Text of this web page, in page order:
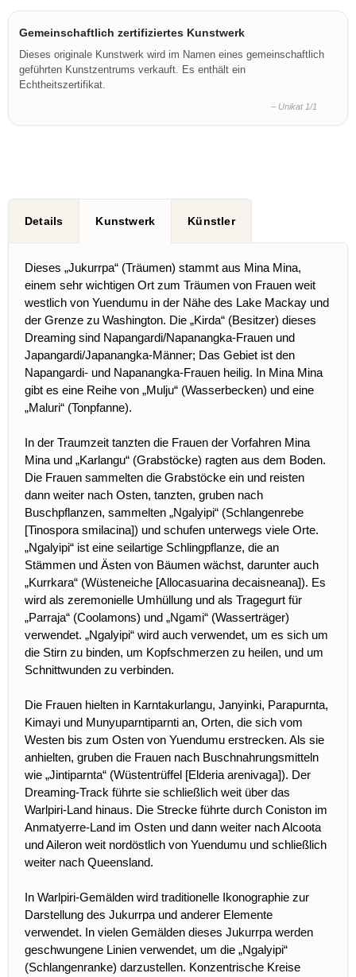
Gemeinschaftlich zertifiziertes Kunstwerk
Dieses originale Kunstwerk wird im Namen eines gemeinschaftlich
geführten Kunstzentrums verkauft. Es enthält ein
Echtheitszertifikat.
– Unikat 1/1
Details Kunstwerk Künstler
Dieses „Jukurrpa“ (Träumen) stammt aus Mina Mina,
einem sehr wichtigen Ort zum Träumen von Frauen weit
westlich von Yuendumu in der Nähe des Lake Mackay und
der Grenze zu Washington. Die „Kirda“ (Besitzer) dieses
Dreaming sind Napangardi/Napanangka-Frauen und
Japangardi/Japanangka-Männer; Das Gebiet ist den
Napangardi- und Napanangka-Frauen heilig. In Mina Mina
gibt es eine Reihe von „Mulju“ (Wasserbecken) und eine
„Maluri“ (Tonpfanne).
In der Traumzeit tanzten die Frauen der Vorfahren Mina
Mina und „Karlangu“ (Grabstöcke) ragten aus dem Boden.
Die Frauen sammelten die Grabstöcke ein und reisten
dann weiter nach Osten, tanzten, gruben nach
Buschpflanzen, sammelten „Ngalyipi“ (Schlangenrebe
[Tinospora smilacina]) und schufen unterwegs viele Orte.
„Ngalyipi“ ist eine seilartige Schlingpflanze, die an
Stämmen und Ästen von Bäumen wächst, darunter auch
„Kurrkara“ (Wüsteneiche [Allocasuarina decaisneana]). Es
wird als zeremonielle Umhüllung und als Tragegurt für
„Parraja“ (Coolamons) und „Ngami“ (Wasserträger)
verwendet. „Ngalyipi“ wird auch verwendet, um es sich um
die Stirn zu binden, um Kopfschmerzen zu heilen, und um
Schnittwunden zu verbinden.
Die Frauen hielten in Karntakurlangu, Janyinki, Parapurnta,
Kimayi und Munyuparntiparnti an, Orten, die sich vom
Westen bis zum Osten von Yuendumu erstrecken. Als sie
anhielten, gruben die Frauen nach Buschnahrungsmitteln
wie „Jintiparnta“ (Wüstentrüffel [Elderia arenivaga]). Der
Dreaming-Track führte sie schließlich weit über das
Warlpiri-Land hinaus. Die Strecke führte durch Coniston im
Anmatyerre-Land im Osten und dann weiter nach Alcoota
und Aileron weit nordöstlich von Yuendumu und schließlich
weiter nach Queensland.
In Warlpiri-Gemälden wird traditionelle Ikonographie zur
Darstellung des Jukurrpa und anderer Elemente
verwendet. In vielen Gemälden dieses Jukurrpa werden
geschwungene Linien verwendet, um die „Ngalyipi“
(Schlangenranke) darzustellen. Konzentrische Kreise